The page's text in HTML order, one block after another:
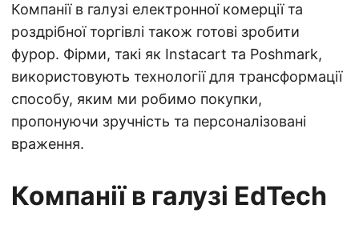
Компанії в галузі електронної комерції та
роздрібної торгівлі також готові зробити
фурор. Фірми, такі як Instacart та Poshmark,
використовують технології для трансформації
способу, яким ми робимо покупки,
пропонуючи зручність та персоналізовані
враження.
Компанії в галузі EdTech